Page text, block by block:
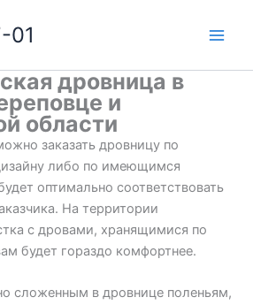
01
дровница в
и
области
заказать дровницу по
либо по имеющимся
оптимально соответствовать
На территории
с дровами, хранящимися по
будет гораздо комфортнее.
сложенным в дровнице поленьям,